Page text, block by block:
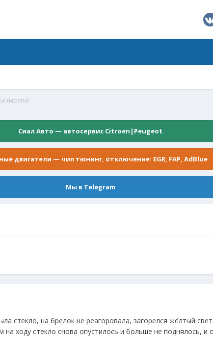
(мозги)
Сиал Авто — автосервис Citroen|Peugeot
двигатели — чип тюнинг, отключение: EGR, FAP, AdBlue
Мы в Telegram
стекло, на брелок не реагоровала, загорелся жёлтый
ходу стекло снова опустилось и больше не поднялось, и